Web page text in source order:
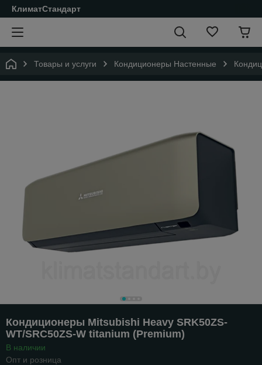
КлиматСтандарт
Товары и услуги Кондиционеры Настенные
Кондиционеры Mitsubishi Heavy SRK50ZS-
WТ/SRC50ZS-W titanium (Premium)
В наличии
Опт и розница